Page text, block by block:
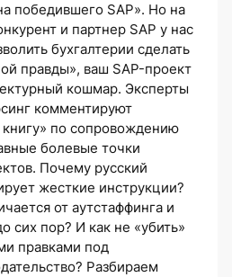
победившего SAP». Но на
и партнер SAP у нас
бухгалтерии сделать
правды», ваш SAP-проект
кошмар. Эксперты
комментируют
по сопровождению
болевые точки
Почему русский
жесткие инструкции?
от аутстаффинга и
сих пор? И как не «убить»
правками под
Разбираем